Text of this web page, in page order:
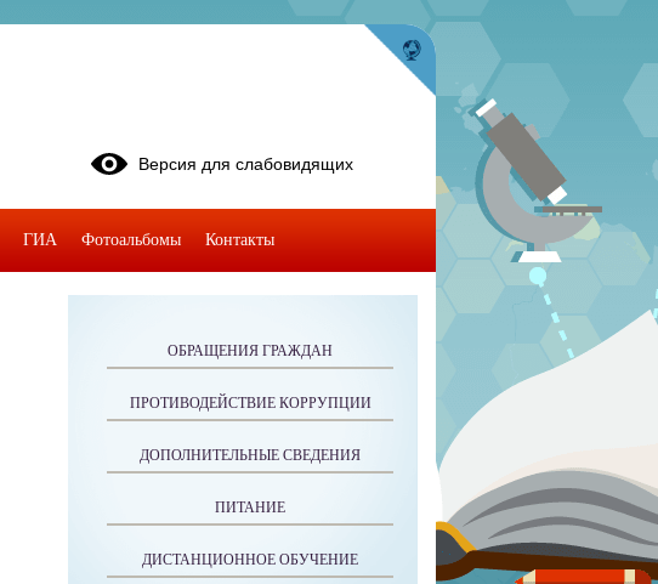
ОБРАЩЕНИЯ ГРАЖДАН
ПРОТИВОДЕЙСТВИЕ КОРРУПЦИИ
ДОПОЛНИТЕЛЬНЫЕ СВЕДЕНИЯ
ПИТАНИЕ
ДИСТАНЦИОННОЕ ОБУЧЕНИЕ
Версия для слабовидящих
ГИА Фотоальбомы Контакты